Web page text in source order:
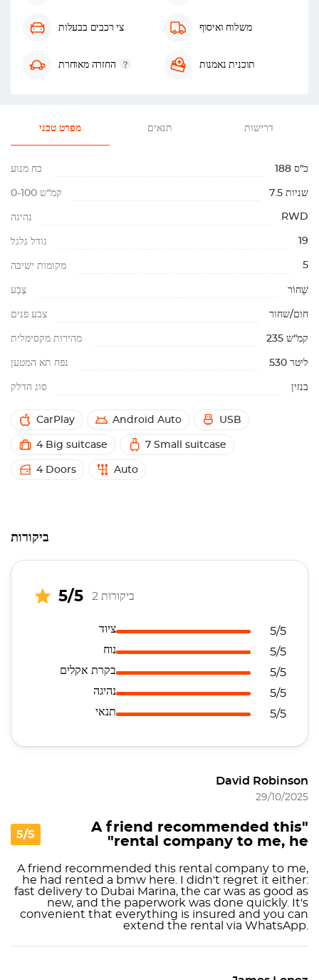
צי רכבים בבעלות משלוח ואיסוף
החזרה מאוחרת תוכנית נאמנות
מפרט טכני תנאים דרישות
כח מנוע 188 כ"ס
0-100 קמ"ש 7.5 שניות
נהיגה RWD
גודל גלגל 19
מקומות ישיבה 5
צֶבַע שָׁחוֹר
צבע פנים חום/שחור
מהירות מקסימלית 235 קמ"ש
נפח תא המטען 530 ליטר
סוג הדלק בנזין
CarPlay Android Auto USB
4 Big suitcase 7 Small suitcase
4 Doors Auto
ביקורות
5/5 2 ביקורות
ציוד
5/5
נוח
5/5
בקרת אקלים
5/5
נהיגה
5/5
תנאי
5/5
David Robinson
29/10/2025
5/5
"A friend recommended this
rental company to me, he"
A friend recommended this rental company to me,
he had rented a bmw here. I didn't regret it either:
fast delivery to Dubai Marina, the car was as good as
new, and the paperwork was done quickly. It's
convenient that everything is insured and you can
extend the rental via WhatsApp.